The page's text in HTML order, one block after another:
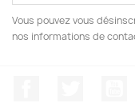
Vous pouvez vous
nos informations de